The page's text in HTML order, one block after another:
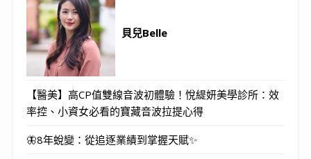
貝兒Belle
【醫美】高CP值雙線音波初體驗！悅緹妍美學診所：效
率控、小資女必看的寶藏音波拉提心得
🦋8年蛻變：從追逐業績到掌握天賦✨